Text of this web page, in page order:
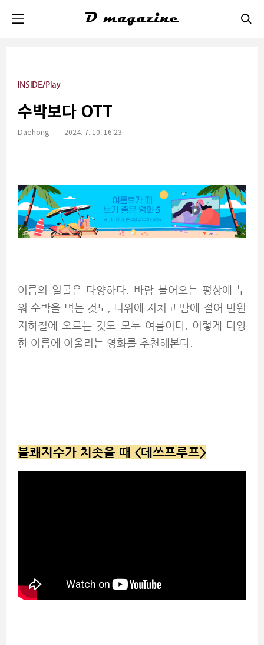
INSIDE/Play
수박보다 OTT
Daehong 2024. 7. 10. 16:23
여름의 얼굴은 다양하다. 바람 불어오는 평상에 누
워 수박을 먹는 것도, 더위에 지치고 땀에 절어 만원
지하철에 오르는 것도 모두 여름이다. 이렇게 다양
한 여름에 어울리는 영화를 추천해본다.
불쾌지수가 치솟을 때 <데쓰프루프>